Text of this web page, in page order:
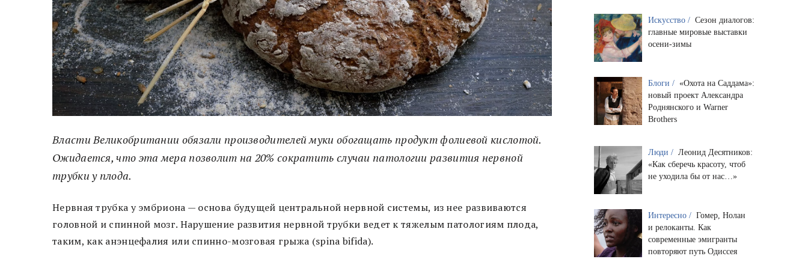
Власти Великобритании обязали производителей муки обогащать продукт фолиевой кислотой.
Ожидается, что эта мера позволит на 20% сократить случаи патологии развития нервной
трубки у плода.
Нервная трубка у эмбриона — основа будущей центральной нервной системы, из нее развиваются
головной и спинной мозг. Нарушение развития нервной трубки ведет к тяжелым патологиям плода,
таким, как анэнцефалия или спинно-мозговая грыжа (spina bifida).
Искусство / Сезон диалогов:
главные мировые выставки
осени-зимы
Блоги / «Охота на Саддама»:
новый проект Александра
Роднянского и Warner
Brothers
Люди / Леонид Десятников:
«Как сберечь красоту, чтоб
не уходила бы от нас…»
Интересно / Гомер, Нолан
и релоканты. Как
современные эмигранты
повторяют путь Одиссея